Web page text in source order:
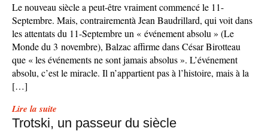
Le nouveau siècle a peut-être vraiment commencé le 11-
Septembre. Mais, contrairementà Jean Baudrillard, qui voit dans
les attentats du 11-Septembre un « événement absolu » (Le
Monde du 3 novembre), Balzac affirme dans César Birotteau
que « les événements ne sont jamais absolus ». L’événement
absolu, c’est le miracle. Il n’appartient pas à l’histoire, mais à la
[…]
Lire la suite
Trotski, un passeur du siècle